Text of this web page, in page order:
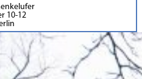
10-12